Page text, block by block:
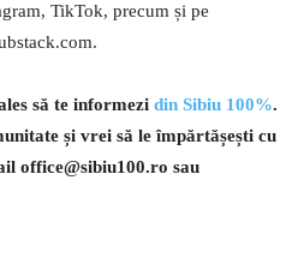
TikTok, precum și pe
să te informezi din Sibiu 100%.
și vrei să le împărtășești cu
office@sibiu100.ro sau